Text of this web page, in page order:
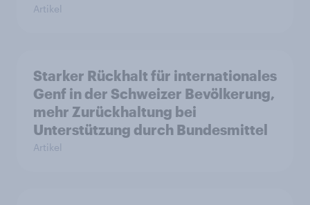
Artikel
Starker Rückhalt für internationales
Genf in der Schweizer Bevölkerung,
mehr Zurückhaltung bei
Unterstützung durch Bundesmittel
Artikel